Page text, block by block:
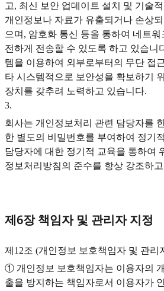
고, 최신 보안 업데이트 설치 및 기술
개인정보나 자료가 유출되거나 손상
으며, 암호화 통신 등을 통하여 네트
전하게 전송할 수 있도록 하고 있습니
템을 이용하여 외부로부터의 무단 접
타 시스템적으로 보안성을 확보하기
장치를 갖추려 노력하고 있습니다.
3.
회사는 개인정보처리 관련 담당자를
한 별도의 비밀번호를 부여하여 정기
담당자에 대한 정기적 교육을 통하여
정보처리방침의 준수를 항상 강조하
제6장 책임자 및 관리자 지정
제12조 (개인정보 보호책임자 및 관리
① 개인정보 보호책임자는 이용자의
출을 방지하는 책임자로서 이용자가